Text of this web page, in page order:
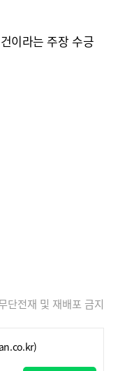
이라는 주장 수긍
단전재 및 재배포 금지